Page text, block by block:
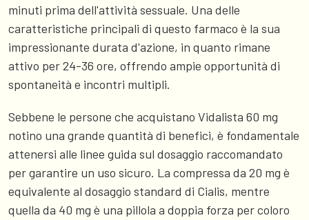
minuti prima dell'attività sessuale. Una delle
caratteristiche principali di questo farmaco è la sua
impressionante durata d'azione, in quanto rimane
attivo per 24-36 ore, offrendo ampie opportunità di
spontaneità e incontri multipli.
Sebbene le persone che acquistano Vidalista 60 mg
notino una grande quantità di benefici, è fondamentale
attenersi alle linee guida sul dosaggio raccomandato
per garantire un uso sicuro. La compressa da 20 mg è
equivalente al dosaggio standard di Cialis, mentre
quella da 40 mg è una pillola a doppia forza per coloro